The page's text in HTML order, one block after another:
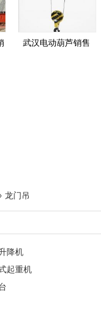
武汉电动葫芦销售
龙门吊
降机
起重机